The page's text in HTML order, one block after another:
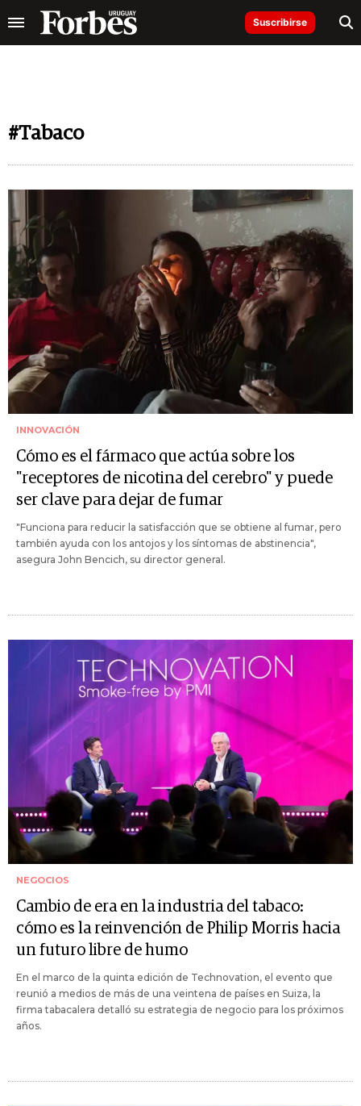
Suscribirse
#Tabaco
INNOVACIÓN
Cómo es el fármaco que actúa sobre los
"receptores de nicotina del cerebro" y puede
ser clave para dejar de fumar
"Funciona para reducir la satisfacción que se obtiene al fumar, pero
también ayuda con los antojos y los síntomas de abstinencia",
asegura John Bencich, su director general.
NEGOCIOS
Cambio de era en la industria del tabaco:
cómo es la reinvención de Philip Morris hacia
un futuro libre de humo
En el marco de la quinta edición de Technovation, el evento que
reunió a medios de más de una veintena de países en Suiza, la
firma tabacalera detalló su estrategia de negocio para los próximos
años.